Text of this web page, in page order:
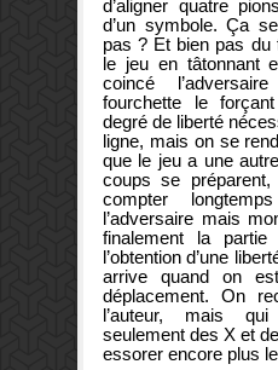
d’aligner quatre
d’un symbole. Ça
pas ? Et bien pas du
le jeu en tâtonnant
coincé
fourchette le
degré de liberté
ligne, mais on se
que le jeu a une
coups se préparent,
compter
l’adversaire mais
finalement la
l’obtention d’une
arrive quand on
déplacement. On
l’auteur, mais
seulement des X et
essorer encore plus